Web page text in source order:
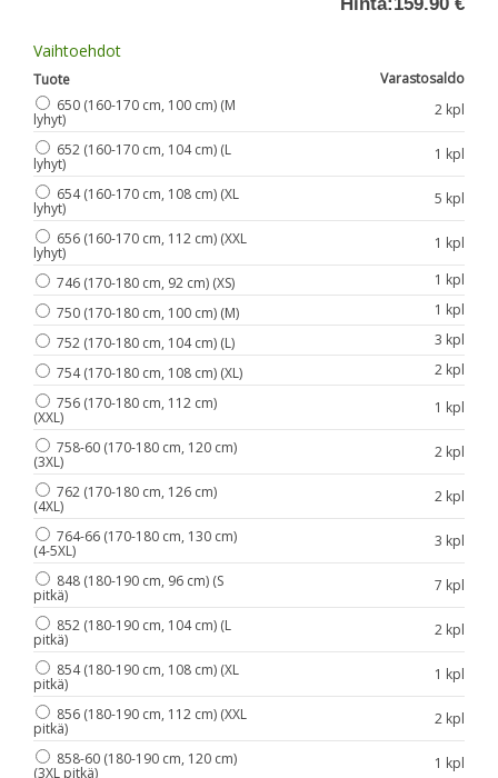
Vaihtoehdot
Tuote
Varastosaldo
650 (160-170 cm, 100 cm) (M
lyhyt)
2 kpl
652 (160-170 cm, 104 cm) (L
lyhyt)
1 kpl
654 (160-170 cm, 108 cm) (XL
lyhyt)
5 kpl
656 (160-170 cm, 112 cm) (XXL
lyhyt)
1 kpl
746 (170-180 cm, 92 cm) (XS)
1 kpl
750 (170-180 cm, 100 cm) (M)
1 kpl
752 (170-180 cm, 104 cm) (L)
3 kpl
754 (170-180 cm, 108 cm) (XL)
2 kpl
756 (170-180 cm, 112 cm)
(XXL)
1 kpl
758-60 (170-180 cm, 120 cm)
(3XL)
2 kpl
762 (170-180 cm, 126 cm)
(4XL)
2 kpl
764-66 (170-180 cm, 130 cm)
(4-5XL)
3 kpl
848 (180-190 cm, 96 cm) (S
pitkä)
7 kpl
852 (180-190 cm, 104 cm) (L
pitkä)
2 kpl
854 (180-190 cm, 108 cm) (XL
pitkä)
1 kpl
856 (180-190 cm, 112 cm) (XXL
pitkä)
2 kpl
858-60 (180-190 cm, 120 cm)
(3XL pitkä)
1 kpl